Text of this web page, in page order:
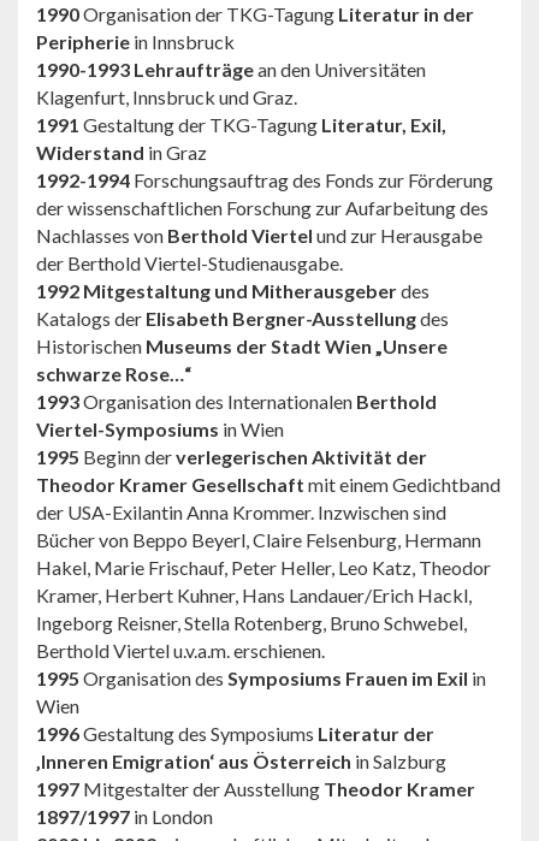
1990Organisation der TKG-Tagung Literatur in der
Peripherie in Innsbruck
1990-1993 Lehraufträgean den Universitäten
Klagenfurt, Innsbruck und Graz.
1991 Gestaltung der TKG-Tagung Literatur, Exil,
Widerstand in Graz
1992-1994 Forschungsauftrag des Fonds zur Förderung
der wissenschaftlichen Forschung zur Aufarbeitung des
Nachlasses von Berthold Viertel und zur Herausgabe
der Berthold Viertel-Studienausgabe.
1992 Mitgestaltung und Mitherausgeberdes
Katalogs der Elisabeth Bergner-Ausstellungdes
Historischen Museums der Stadt Wien „Unsere
schwarze Rose…“
1993Organisation des Internationalen Berthold
Viertel-Symposiums in Wien
1995 Beginn derverlegerischen Aktivität der
Theodor Kramer Gesellschaft mit einem Gedichtband
der USA-Exilantin Anna Krommer. Inzwischen sind
Bücher von Beppo Beyerl, Claire Felsenburg, Hermann
Hakel, Marie Frischauf, Peter Heller, Leo Katz, Theodor
Kramer, Herbert Kuhner, Hans Landauer/Erich Hackl,
Ingeborg Reisner, Stella Rotenberg, Bruno Schwebel,
Berthold Viertel u.v.a.m. erschienen.
1995 Organisation des Symposiums Frauen im Exil in
Wien
1996Gestaltung des Symposiums Literatur der
‚Inneren Emigration‘ aus Österreich in Salzburg
1997 Mitgestalter der Ausstellung Theodor Kramer
1897/1997 in London